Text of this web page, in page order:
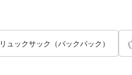
リュックサック（バックパック）